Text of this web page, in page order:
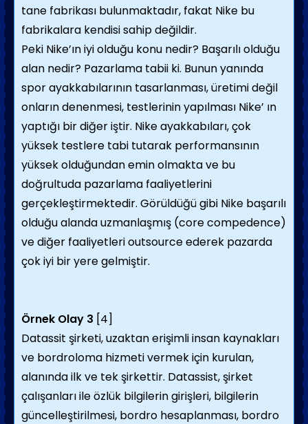
tane fabrikası bulunmaktadır, fakat Nike bu
fabrikalara kendisi sahip değildir.
Peki Nike’ın iyi olduğu konu nedir? Başarılı olduğu
alan nedir? Pazarlama tabii ki. Bunun yanında
spor ayakkabılarının tasarlanması, üretimi değil
onların denenmesi, testlerinin yapılması Nike’ ın
yaptığı bir diğer iştir. Nike ayakkabıları, çok
yüksek testlere tabi tutarak performansının
yüksek olduğundan emin olmakta ve bu
doğrultuda pazarlama faaliyetlerini
gerçekleştirmektedir. Görüldüğü gibi Nike başarılı
olduğu alanda uzmanlaşmış (core compedence)
ve diğer faaliyetleri outsource ederek pazarda
çok iyi bir yere gelmiştir.
Örnek Olay 3 [4]
Datassit şirketi, uzaktan erişimli insan kaynakları
ve bordroloma hizmeti vermek için kurulan,
alanında ilk ve tek şirkettir. Datassist, şirket
çalışanları ile özlük bilgilerin girişleri, bilgilerin
güncelleştirilmesi, bordro hesaplanması, bordro